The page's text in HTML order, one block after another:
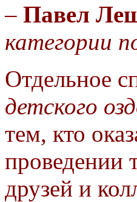
– Павел
категории
Отдельное
детского
тем, кто
проведении
друзей и